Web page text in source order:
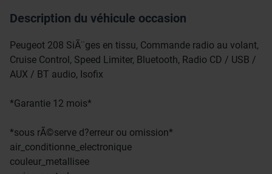
Description du véhicule occasion
Peugeot 208 SiÃ¨ges en tissu, Commande radio au volant,
Cruise Control, Speed Limiter, Bluetooth, Radio CD / USB /
AUX / BT audio, Isofix
*Garantie 12 mois*
*sous rÃ©serve d?erreur ou omission*
air_conditionne_electronique
couleur_metallisee